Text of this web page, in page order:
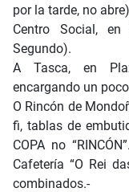
por la tarde, no
Centro Social, en
Segundo).
A Tasca, en
encargando un
O Rincón de
fi, tablas de
COPA no “RINCÓN”.
Cafetería “O Rei
combinados.-